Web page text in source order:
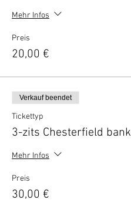
Mehr Infos
Preis
20,00 €
Verkauf beendet
Tickettyp
3-zits Chesterfield bank
Mehr Infos
Preis
30,00 €